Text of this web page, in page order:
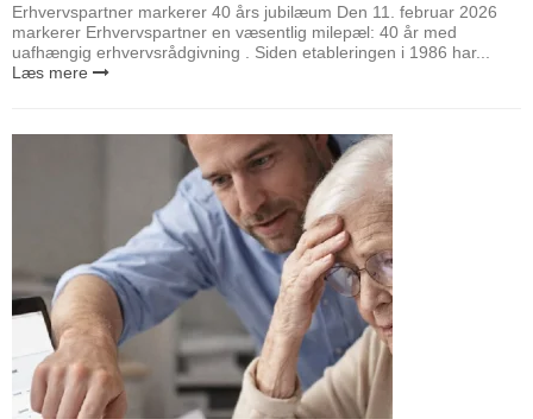
Erhvervspartner markerer 40 års jubilæum Den 11. februar 2026
markerer Erhvervspartner en væsentlig milepæl: 40 år med
uafhængig erhvervsrådgivning . Siden etableringen i 1986 har...
Læs mere